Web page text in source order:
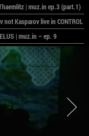
| muz.in ep.3 (part.1)
not Kasparov live in CONTROL
| muz.in – ep. 9
LALELE – prima premieră a
MACAZ
– filme poloneze la
OF ROMANIA se lansează la
Simeza
For Outernational